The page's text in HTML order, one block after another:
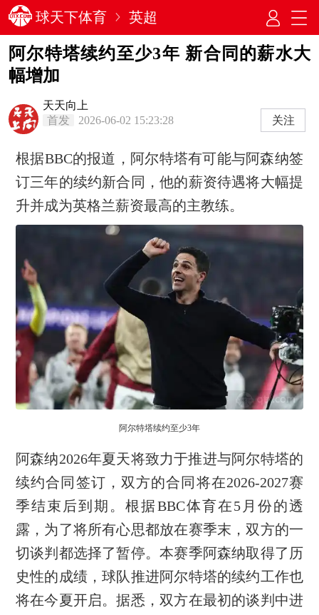
球天下体育 英超
阿尔特塔续约至少3年 新合同的薪水大
幅增加
天天向上
首发
2026-06-02 15:23:28 关注
根据BBC的报道，阿尔特塔有可能与阿森纳签
订三年的续约新合同，他的薪资待遇将大幅提
升并成为英格兰薪资最高的主教练。
阿尔特塔续约至少3年
阿森纳2026年夏天将致力于推进与阿尔特塔的
续约合同签订，双方的合同将在2026-2027赛
季结束后到期。根据BBC体育在5月份的透
露，为了将所有心思都放在赛季末，双方的一
切谈判都选择了暂停。本赛季阿森纳取得了历
史性的成绩，球队推进阿尔特塔的续约工作也
将在今夏开启。据悉，双方在最初的谈判中进